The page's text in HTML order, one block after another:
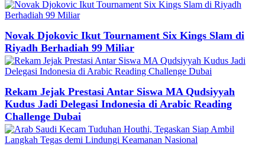
Novak Djokovic Ikut Tournament Six Kings Slam di
Riyadh Berhadiah 99 Miliar
Rekam Jejak Prestasi Antar Siswa MA Qudsiyyah
Kudus Jadi Delegasi Indonesia di Arabic Reading
Challenge Dubai